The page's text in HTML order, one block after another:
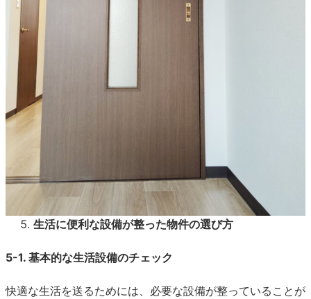
生活に便利な設備が整った物件の選び方
5-1. 基本的な生活設備のチェック
快適な生活を送るためには、必要な設備が整っていることが